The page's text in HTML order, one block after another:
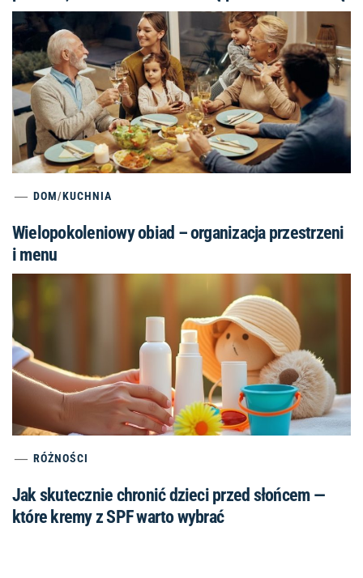
DOM/KUCHNIA
Wielopokoleniowy obiad – organizacja przestrzeni
i menu
RÓŻNOŚCI
Jak skutecznie chronić dzieci przed słońcem —
które kremy z SPF warto wybrać